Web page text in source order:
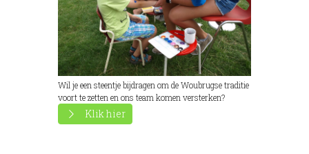
Wil je een steentje bijdragen om de Woubrugse traditie
voort te zetten en ons team komen versterken?
Klik hier